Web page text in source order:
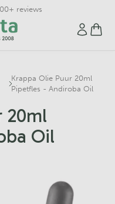
reviews
Krappa Olie Puur 20ml
Pipetfles - Andiroba Oil
20ml
Oil